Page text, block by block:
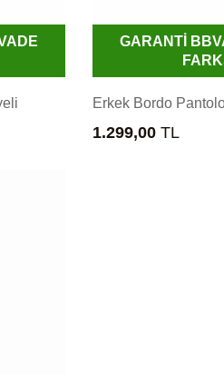
GARANTİ
Erkek Bordo
1.299,00 TL